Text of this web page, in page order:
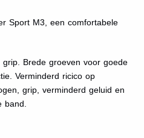
Sport M3, een comfortabele
Brede groeven voor goede
Verminderd ricico op
grip, verminderd geluid en
band.